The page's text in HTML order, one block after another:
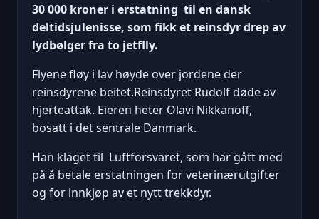
30 000 kroner i erstatning til en dansk
deltidsjulenisse, som fikk et reinsdyr drep av
lydbølger fra to jetflly.
Flyene fløy i lav høyde over jordene der
reinsdyrene beitet.Reinsdyret Rudolf døde av
hjerteattak. Eieren heter Olavi Nikkanoff,
bosatt i det sentrale Danmark.
Han klaget til Luftforsvaret, som har gått med
på å betale erstatningen for veterinærutgifter
og for innkjøp av et nytt trekkdyr.